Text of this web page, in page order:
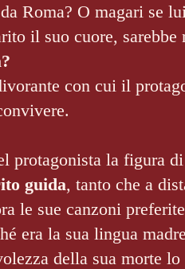
Roma? O magari se
il suo cuore,
con cui il
protagonista la figura
guida, tanto che a
le sue canzoni
era la sua lingua
della sua morte